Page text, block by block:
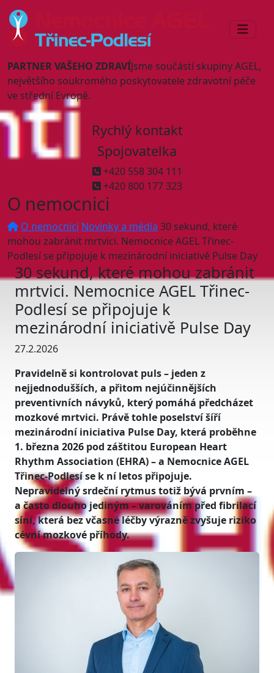
PARTNER VAŠEHO ZDRAVÍJsme součástí skupiny AGEL,
největšího soukromého poskytovatele zdravotní péče
ve střední Evropě.
Rychlý kontakt
Spojovatelka
+420 558 304 111
+420 800 177 323
O nemocnici
O nemocnici Novinky a média 30 sekund, které
mohou zabránit mrtvici. Nemocnice AGEL Třinec-
Podlesí se připojuje k mezinárodní iniciativě Pulse Day
30 sekund, které mohou zabránit
mrtvici. Nemocnice AGEL Třinec-
Podlesí se připojuje k
mezinárodní iniciativě Pulse Day
27.2.2026
Pravidelně si kontrolovat puls – jeden z
nejjednodušších, a přitom nejúčinnějších
preventivních návyků, který pomáhá předcházet
mozkové mrtvici. Právě tohle poselství šíří
mezinárodní iniciativa Pulse Day, která proběhne
1. března 2026 pod záštitou European Heart
Rhythm Association (EHRA) – a Nemocnice AGEL
Třinec-Podlesí se k ní letos připojuje.
Nepravidelný srdeční rytmus totiž bývá prvním –
a často dlouho jediným – varováním před fibrilací
síní, která bez včasné léčby výrazně zvyšuje riziko
cévní mozkové příhody.